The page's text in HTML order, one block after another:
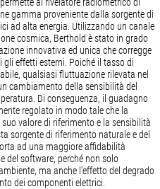
gamma proveniente dalla sorgente di
ad alta energia. Utilizzando un canale
cosmica, Berthold è stato in grado
innovativa ed unica che corregge
effetti esterni. Poiché il tasso di
qualsiasi fluttuazione rilevata nel
cambiamento della sensibilità del
Di conseguenza, il guadagno
regolato in modo tale che la
valore di riferimento e la sensibilità
sorgente di riferimento naturale e del
ad una maggiore affidabilità
del software, perché non solo
ma anche l'effetto del degrado
dei componenti elettrici.